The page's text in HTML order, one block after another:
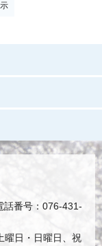
番号：076-431-
曜日・日曜日、祝